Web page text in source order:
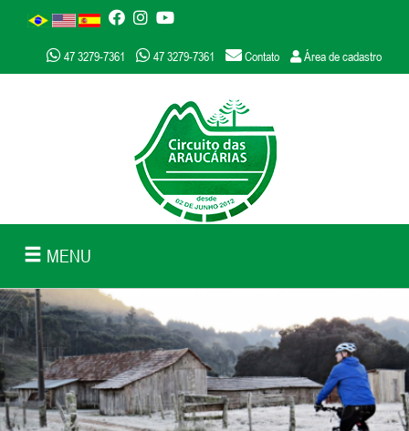
47 3279-7361 47 3279-7361 Contato Área de cadastro
MENU